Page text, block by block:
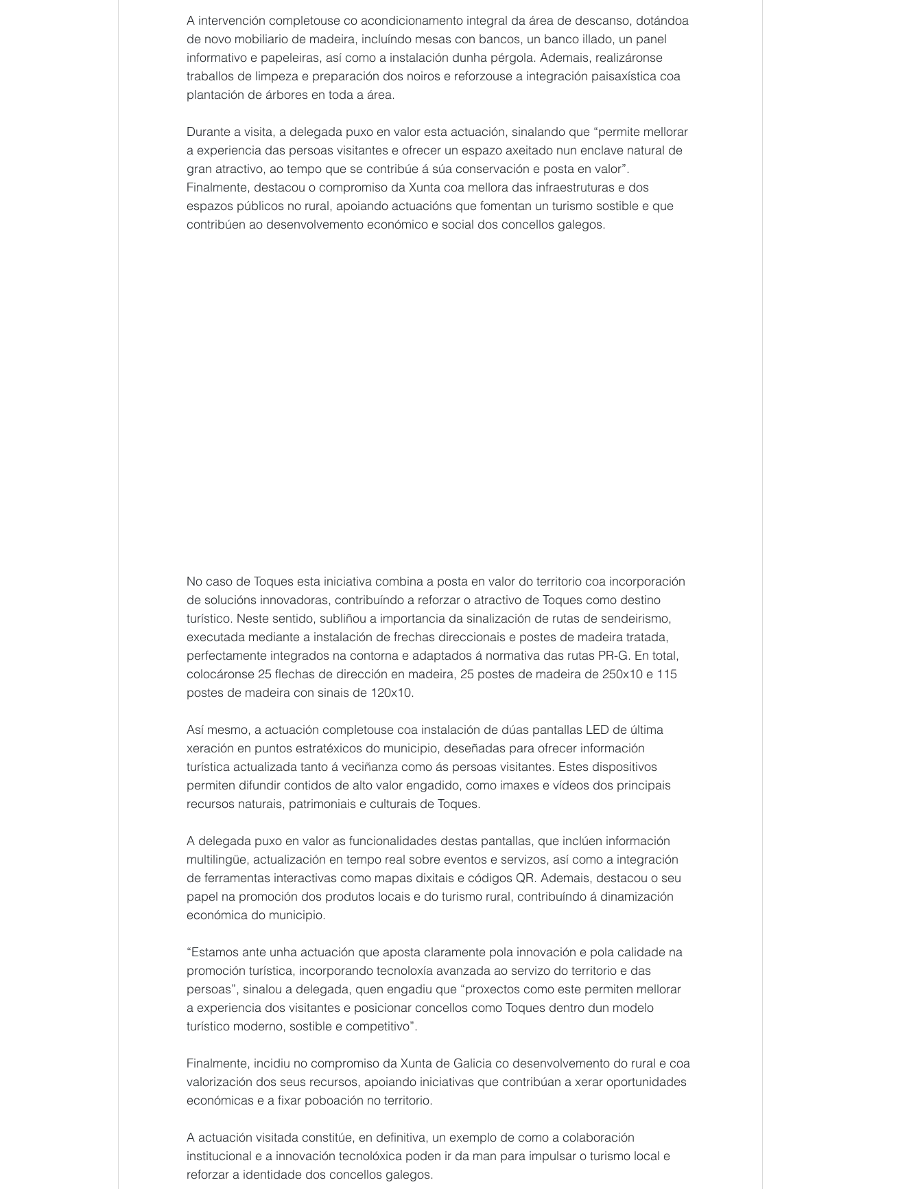
A intervención completouse co acondicionamento integral da área de descanso, dotándoa
de novo mobiliario de madeira, incluíndo mesas con bancos, un banco illado, un panel
informativo e papeleiras, así como a instalación dunha pérgola. Ademais, realizáronse
traballos de limpeza e preparación dos noiros e reforzouse a integración paisaxística coa
plantación de árbores en toda a área.
Durante a visita, a delegada puxo en valor esta actuación, sinalando que “permite mellorar
a experiencia das persoas visitantes e ofrecer un espazo axeitado nun enclave natural de
gran atractivo, ao tempo que se contribúe á súa conservación e posta en valor”.
Finalmente, destacou o compromiso da Xunta coa mellora das infraestruturas e dos
espazos públicos no rural, apoiando actuacións que fomentan un turismo sostible e que
contribúen ao desenvolvemento económico e social dos concellos galegos.
No caso de Toques esta iniciativa combina a posta en valor do territorio coa incorporación
de solucións innovadoras, contribuíndo a reforzar o atractivo de Toques como destino
turístico. Neste sentido, subliñou a importancia da sinalización de rutas de sendeirismo,
executada mediante a instalación de frechas direccionais e postes de madeira tratada,
perfectamente integrados na contorna e adaptados á normativa das rutas PR-G. En total,
colocáronse 25 flechas de dirección en madeira, 25 postes de madeira de 250x10 e 115
postes de madeira con sinais de 120x10.
Así mesmo, a actuación completouse coa instalación de dúas pantallas LED de última
xeración en puntos estratéxicos do municipio, deseñadas para ofrecer información
turística actualizada tanto á veciñanza como ás persoas visitantes. Estes dispositivos
permiten difundir contidos de alto valor engadido, como imaxes e vídeos dos principais
recursos naturais, patrimoniais e culturais de Toques.
A delegada puxo en valor as funcionalidades destas pantallas, que inclúen información
multilingüe, actualización en tempo real sobre eventos e servizos, así como a integración
de ferramentas interactivas como mapas dixitais e códigos QR. Ademais, destacou o seu
papel na promoción dos produtos locais e do turismo rural, contribuíndo á dinamización
económica do municipio.
“Estamos ante unha actuación que aposta claramente pola innovación e pola calidade na
promoción turística, incorporando tecnoloxía avanzada ao servizo do territorio e das
persoas”, sinalou a delegada, quen engadiu que “proxectos como este permiten mellorar
a experiencia dos visitantes e posicionar concellos como Toques dentro dun modelo
turístico moderno, sostible e competitivo”.
Finalmente, incidiu no compromiso da Xunta de Galicia co desenvolvemento do rural e coa
valorización dos seus recursos, apoiando iniciativas que contribúan a xerar oportunidades
económicas e a fixar poboación no territorio.
A actuación visitada constitúe, en definitiva, un exemplo de como a colaboración
institucional e a innovación tecnolóxica poden ir da man para impulsar o turismo local e
reforzar a identidade dos concellos galegos.